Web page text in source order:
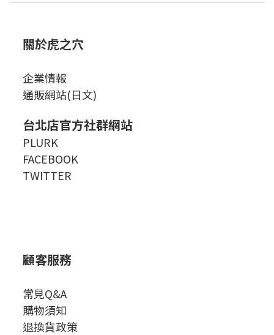
關於虎之穴
企業情報
通販網站(日文)
台北店官方社群網站
PLURK
FACEBOOK
TWITTER
顧客服務
常見Q&A
購物須知
退換貨政策